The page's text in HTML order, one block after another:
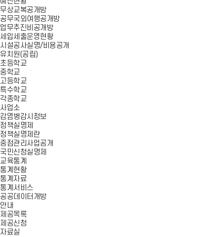
무상교복공개방
공무국외여행공개방
업무추진비공개방
세입세출운영현황
시설공사실명/비용공개
유치원(공립)
초등학교
중학교
고등학교
특수학교
각종학교
사업소
감염병감시정보
정책실명제
정책실명제란
중점관리사업공개
국민신청실명제
교육통계
통계현황
통계자료
통계서비스
공공데이터개방
안내
제공목록
제공신청
자료실